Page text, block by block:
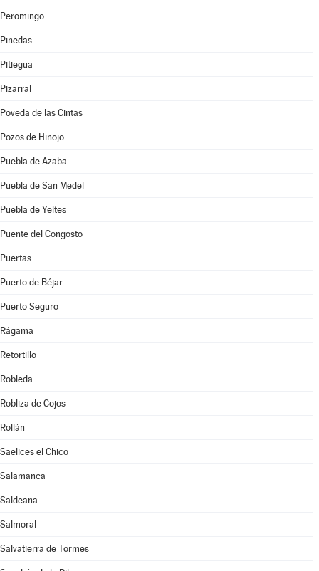
Peromingo
Pinedas
Pitiegua
Pizarral
Poveda de las Cintas
Pozos de Hinojo
Puebla de Azaba
Puebla de San Medel
Puebla de Yeltes
Puente del Congosto
Puertas
Puerto de Béjar
Puerto Seguro
Rágama
Retortillo
Robleda
Robliza de Cojos
Rollán
Saelices el Chico
Salamanca
Saldeana
Salmoral
Salvatierra de Tormes